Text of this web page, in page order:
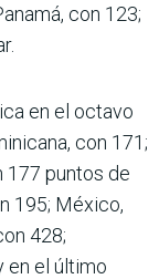
con 123;
en el octavo
con 171;
177 puntos de
195; México,
428;
en el último